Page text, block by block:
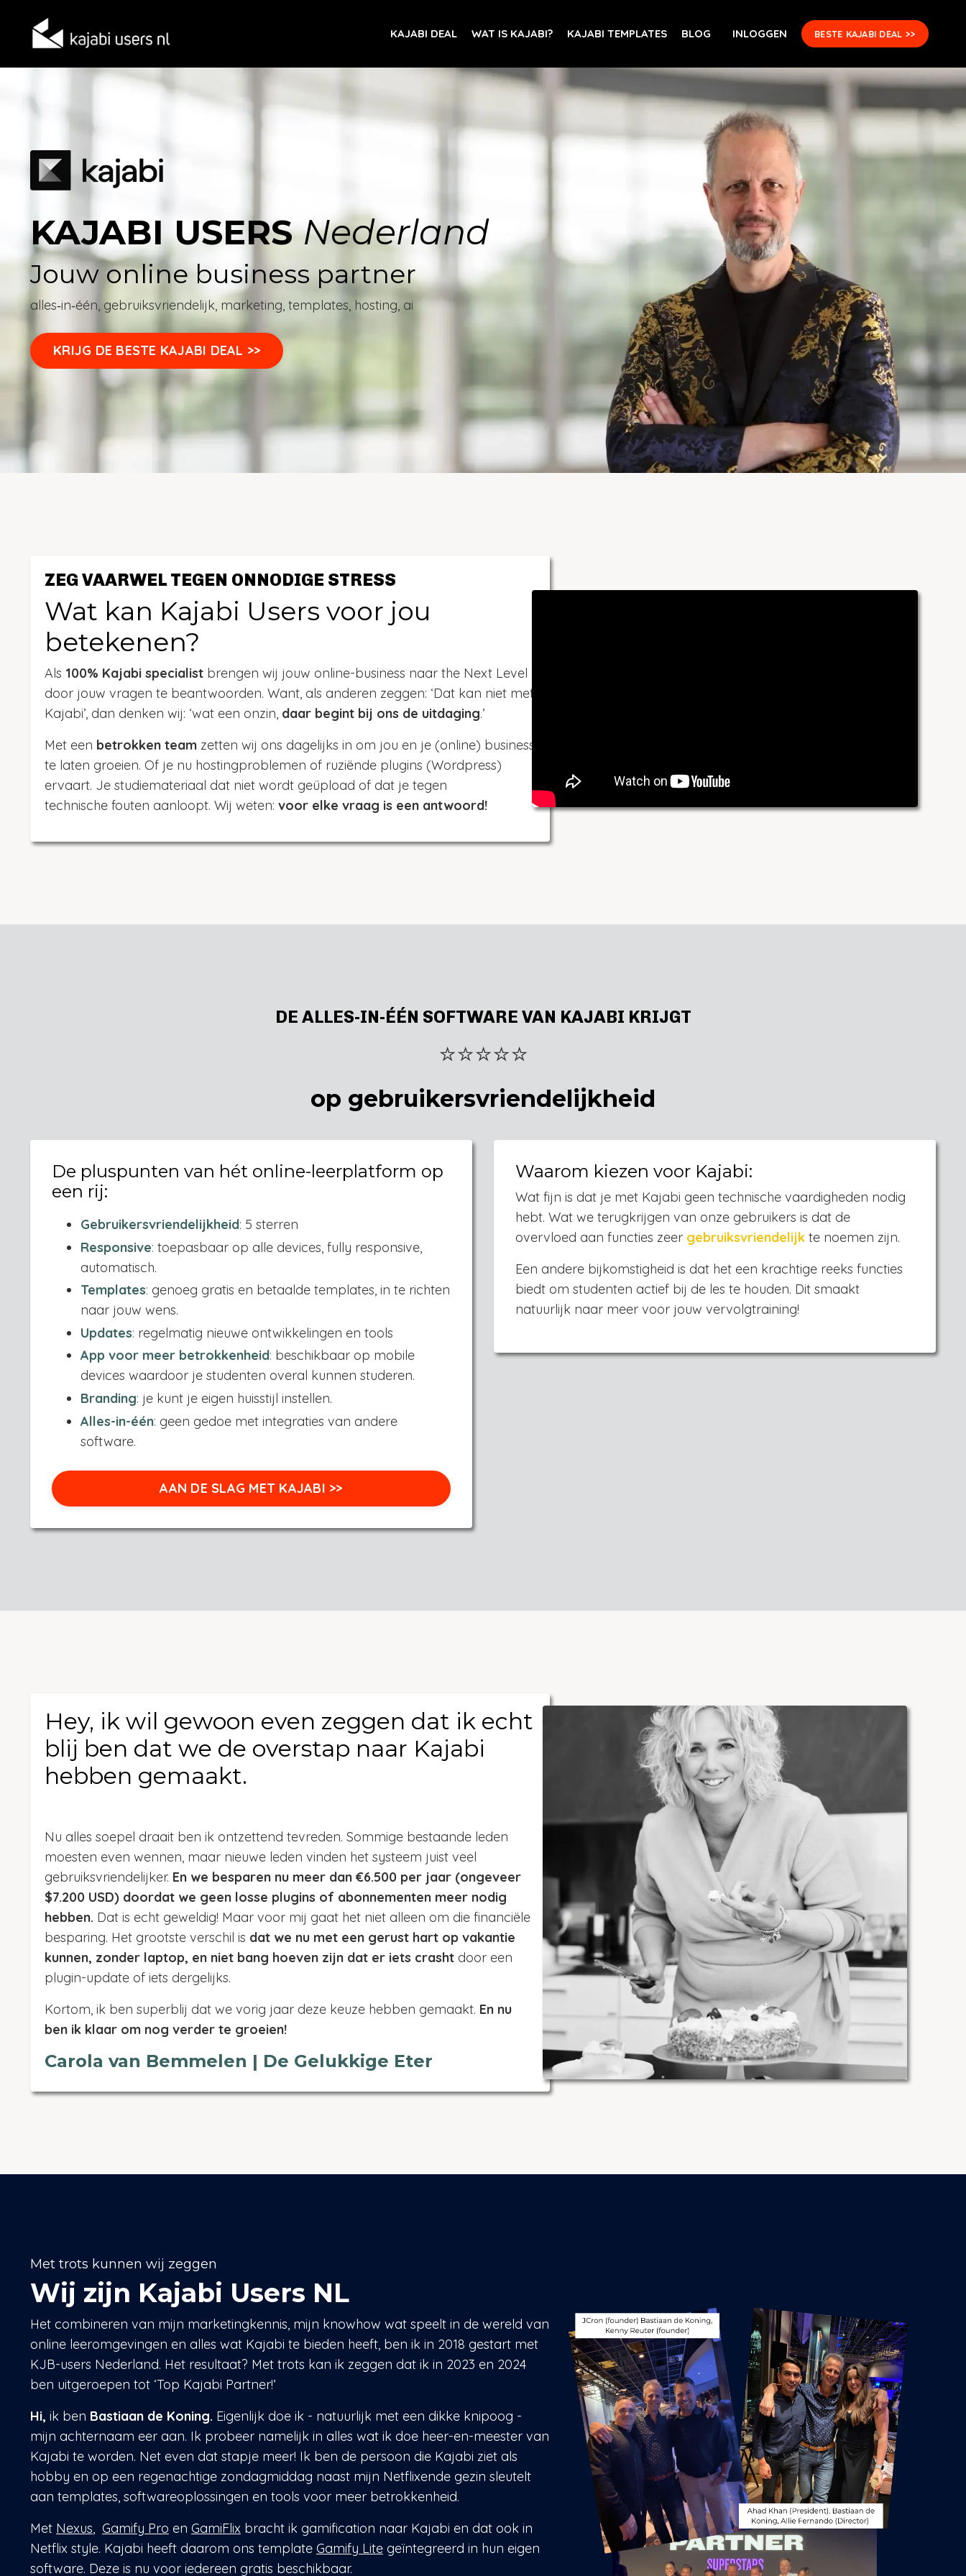
KAJABI DEAL WAT IS KAJABI? KAJABI TEMPLATES BLOG INLOGGEN BESTE KAJABI DEAL >>
KAJABI USERSNederland
Jouw online business partner
alles‑in‑één, gebruiksvriendelijk, marketing, templates, hosting, ai
KRIJG DE BESTE KAJABI DEAL >>
ZEG VAARWEL TEGEN ONNODIGE STRESS
Wat kan Kajabi Users voor jou
betekenen?
Als 100% Kajabi specialist brengen wij jouw online-business naar the Next Level
door jouw vragen te beantwoorden. Want, als anderen zeggen: ‘Dat kan niet met
Kajabi’, dan denken wij: ‘wat een onzin, daar begint bij ons de uitdaging.’
Met een betrokken team zetten wij ons dagelijks in om jou en je (online) business
te laten groeien. Of je nu hostingproblemen of ruziënde plugins (Wordpress)
ervaart. Je studiemateriaal dat niet wordt geüpload of dat je tegen
technische fouten aanloopt. Wij weten: voor elke vraag is een antwoord!
DE ALLES-IN-ÉÉN SOFTWARE VAN KAJABI KRIJGT
⭐️⭐️⭐️⭐️⭐️
op gebruikersvriendelijkheid
De pluspunten van hét online-leerplatform op
een rij:
Gebruikersvriendelijkheid: 5 sterren
Responsive: toepasbaar op alle devices, fully responsive,
automatisch.
Templates: genoeg gratis en betaalde templates, in te richten
naar jouw wens.
Updates: regelmatig nieuwe ontwikkelingen en tools
App voor meer betrokkenheid: beschikbaar op mobile
devices waardoor je studenten overal kunnen studeren.
Branding: je kunt je eigen huisstijl instellen.
Alles-in-één: geen gedoe met integraties van andere
software.
AAN DE SLAG MET KAJABI >>
Waarom kiezen voor Kajabi:
Wat fijn is dat je met Kajabi geen technische vaardigheden nodig
hebt. Wat we terugkrijgen van onze gebruikers is dat de
overvloed aan functies zeer gebruiksvriendelijk te noemen zijn.
Een andere bijkomstigheid is dat het een krachtige reeks functies
biedt om studenten actief bij de les te houden. Dit smaakt
natuurlijk naar meer voor jouw vervolgtraining!
Hey, ik wil gewoon even zeggen dat ik echt
blij ben dat we de overstap naar Kajabi
hebben gemaakt.
Nu alles soepel draait ben ik ontzettend tevreden. Sommige bestaande leden
moesten even wennen, maar nieuwe leden vinden het systeem juist veel
gebruiksvriendelijker. En we besparen nu meer dan €6.500 per jaar (ongeveer
$7.200 USD) doordat we geen losse plugins of abonnementen meer nodig
hebben. Dat is echt geweldig! Maar voor mij gaat het niet alleen om die financiële
besparing. Het grootste verschil is dat we nu met een gerust hart op vakantie
kunnen, zonder laptop, en niet bang hoeven zijn dat er iets crasht door een
plugin-update of iets dergelijks.
Kortom, ik ben superblij dat we vorig jaar deze keuze hebben gemaakt. En nu
ben ik klaar om nog verder te groeien!
Carola van Bemmelen | De Gelukkige Eter
Met trots kunnen wij zeggen
Wij zijn Kajabi Users NL
Het combineren van mijn marketingkennis, mijn knowhow wat speelt in de wereld van
online leeromgevingen en alles wat Kajabi te bieden heeft, ben ik in 2018 gestart met
KJB-users Nederland. Het resultaat? Met trots kan ik zeggen dat ik in 2023 en 2024
ben uitgeroepen tot ‘Top Kajabi Partner!’
Hi, ik ben Bastiaan de Koning. Eigenlijk doe ik - natuurlijk met een dikke knipoog -
mijn achternaam eer aan. Ik probeer namelijk in alles wat ik doe heer-en-meester van
Kajabi te worden. Net even dat stapje meer! Ik ben de persoon die Kajabi ziet als
hobby en op een regenachtige zondagmiddag naast mijn Netflixende gezin sleutelt
aan templates, softwareoplossingen en tools voor meer betrokkenheid.
Met Nexus Gamify Pro en GamiFlix bracht ik gamification naar Kajabi en dat ook in
Netflix style. Kajabi heeft daarom ons template Gamify Lite geïntegreerd in hun eigen
software. Deze is nu voor iedereen gratis beschikbaar.